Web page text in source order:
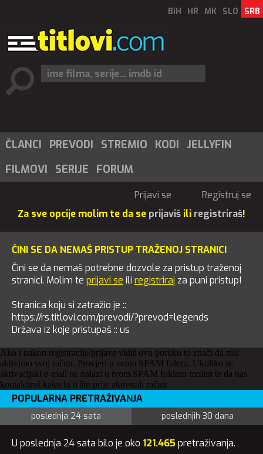
BiH HR MK SLO SRB
ČLANCI PREVODI STREMIO KODI
JELLYFIN
FILMOVI
SERIJE FORUM
Prijavi se
Registruj se
Za sve opcije molim te da se prijaviš ili registriraš!
ČINI SE DA NEMAŠ PRISTUP TRAŽENOJ STRANICI
Čini se da nemaš potrebne dozvole za pristup traženoj
stranici. Molim te prijavi se ili registriraj za puni pristup!
Stranica koju si zatražio je ::
https://rs.titlovi.com/prevodi/?prevod=legends
Država iz koje pristupaš :: us
Ako i nakon registracije/prijave vidiš ovu poruku to znači da nisi
aktivirao svoj račun. Provjeri u svom SPAM foleru. Ukoliko se
aktivacijski e-mail ne nalazi u tvom SPAM folderu molim te da nas
kontaktiraš kako bi ti što prije aktivirali račun
POPULARNA PRETRAŽIVANJA
poslednja 24 sata poslednjih 30 dana
U poslednja 24 sata bilo je oko 121.465 pretraživanja.